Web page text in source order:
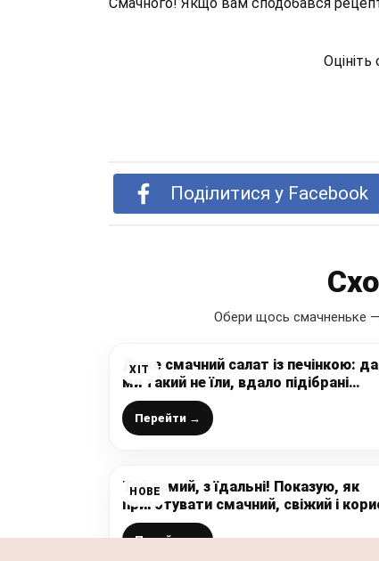
Поділитися у Facebook
Обери щось смачненьке
ХІТ
Дуже смачний салат із печінкою:
ми такий не їли, вдало підібрані
інгредієнти, а в результаті всі
задоволені і ситі
Перейти →
НОВЕ
Той самий, з їдальні! Показую, як
приготувати смачний, свіжий і
салат з капусти і оцтом, як колись в
їдальнях – дуже смачно і просто
Перейти →